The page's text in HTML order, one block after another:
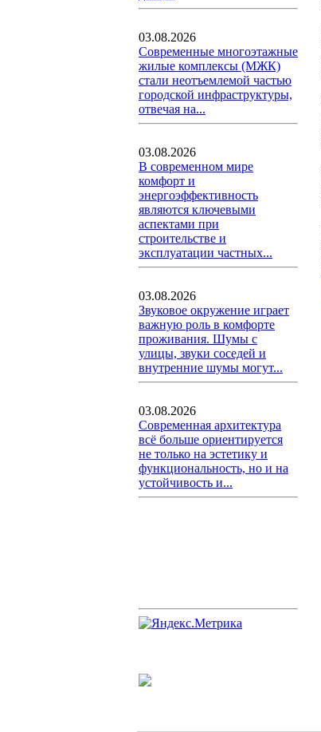
03.08.2026
Современные многоэтажные
жилые комплексы (МЖК)
стали неотъемлемой частью
городской инфраструктуры,
отвечая на...
03.08.2026
В современном мире
комфорт и
энергоэффективность
являются ключевыми
аспектами при
строительстве и
эксплуатации частных...
03.08.2026
Звуковое окружение играет
важную роль в комфорте
проживания. Шумы с
улицы, звуки соседей и
внутренние шумы могут...
03.08.2026
Современная архитектура
всё больше ориентируется
не только на эстетику и
функциональность, но и на
устойчивость и...